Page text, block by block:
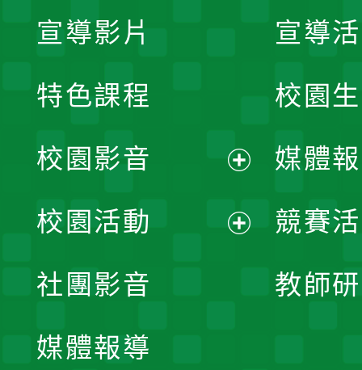
宣導
校園
媒體
競賽
教師
宣導影片
特色課程
校園影音
開
校園活動
社團影音
媒體報導